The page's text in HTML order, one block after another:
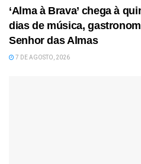
‘Alma à Brava’ chega à
dias de música,
Senhor das Almas
7 DE AGOSTO, 2026